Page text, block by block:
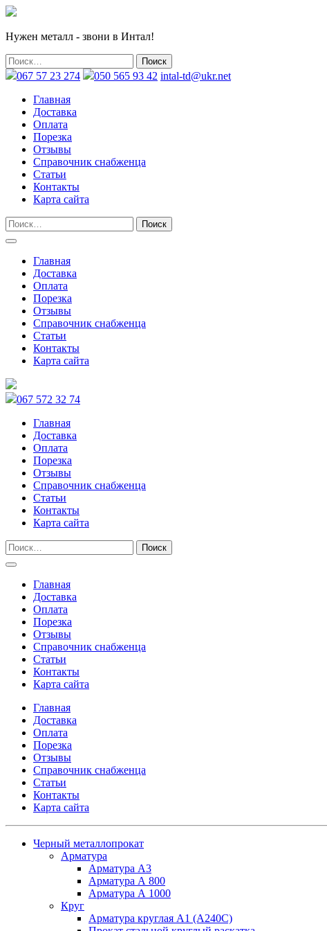
Нужен металл - звони в Интал!
067 57 23 274 050 565 93 42 intal-td@ukr.net
Главная
Доставка
Оплата
Порезка
Отзывы
Справочник снабженца
Статьи
Контакты
Карта сайта
Главная
Доставка
Оплата
Порезка
Отзывы
Справочник снабженца
Статьи
Контакты
Карта сайта
067 572 32 74
Главная
Доставка
Оплата
Порезка
Отзывы
Справочник снабженца
Статьи
Контакты
Карта сайта
Главная
Доставка
Оплата
Порезка
Отзывы
Справочник снабженца
Статьи
Контакты
Карта сайта
Главная
Доставка
Оплата
Порезка
Отзывы
Справочник снабженца
Статьи
Контакты
Карта сайта
Черный металлопрокат
Арматура
Арматура А3
Арматура А 800
Арматура А 1000
Круг
Арматура круглая А1 (А240C)